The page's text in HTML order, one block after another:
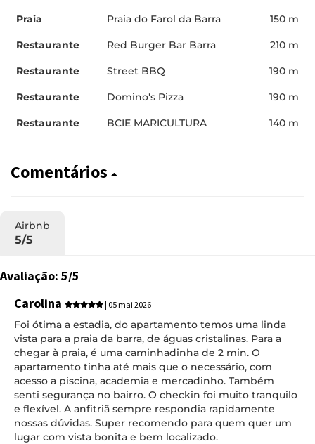
Praia Praia do Farol da Barra 150 m
Restaurante Red Burger Bar Barra 210 m
Restaurante Street BBQ 190 m
Restaurante Domino's Pizza 190 m
Restaurante BCIE MARICULTURA 140 m
Comentários
Airbnb
5/5
Avaliação: 5/5
Carolina
| 05 mai 2026
Foi ótima a estadia, do apartamento temos uma linda
vista para a praia da barra, de águas cristalinas. Para a
chegar à praia, é uma caminhadinha de 2 min. O
apartamento tinha até mais que o necessário, com
acesso a piscina, academia e mercadinho. Também
senti segurança no bairro. O checkin foi muito tranquilo
e flexível. A anfitriã sempre respondia rapidamente
nossas dúvidas. Super recomendo para quem quer um
lugar com vista bonita e bem localizado.